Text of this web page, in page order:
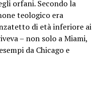
orfani. Secondo la
teologico era
di età inferiore ai
– non solo a Miami,
da Chicago e